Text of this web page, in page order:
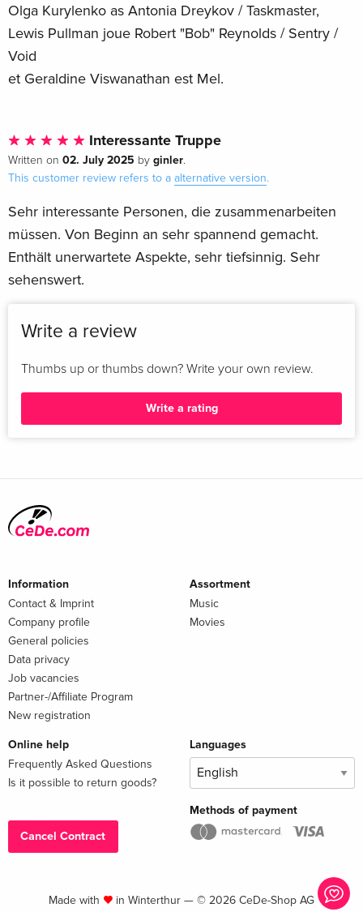
Olga Kurylenko as Antonia Dreykov / Taskmaster,
Lewis Pullman joue Robert "Bob" Reynolds / Sentry /
Void
et Geraldine Viswanathan est Mel.
Interessante Truppe
Written on 02. July 2025 by ginler.
This customer review refers to a alternative version.
Sehr interessante Personen, die zusammenarbeiten
müssen. Von Beginn an sehr spannend gemacht.
Enthält unerwartete Aspekte, sehr tiefsinnig. Sehr
sehenswert.
Write a review
Thumbs up or thumbs down? Write your own review.
Write a rating
Information
Contact & Imprint
Company profile
General policies
Data privacy
Job vacancies
Partner-/Affiliate Program
New registration
Assortment
Music
Movies
Online help
Frequently Asked Questions
Is it possible to return goods?
Cancel Contract
Languages
Methods of payment
Made with in Winterthur — © 2026 CeDe-Shop AG